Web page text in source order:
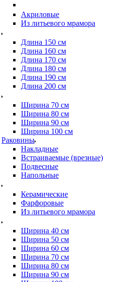
Акриловые
Из литьевого мрамора
Длина 150 см
Длина 160 см
Длина 170 см
Длина 180 см
Длина 190 см
Длина 200 см
Ширина 70 см
Ширина 80 см
Ширина 90 см
Ширина 100 см
Раковины
Накладные
Встраиваемые (врезные)
Подвесные
Напольные
Керамические
Фарфоровые
Из литьевого мрамора
Ширина 40 см
Ширина 50 см
Ширина 60 см
Ширина 70 см
Ширина 80 см
Ширина 90 см